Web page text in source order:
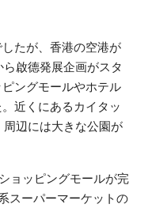
たが、香港の空港が
啟德発展企画がスタ
ングモールやホテル
近くにあるカイタッ
周辺には大きな公園が
ョッピングモールが完
スーパーマーケットの